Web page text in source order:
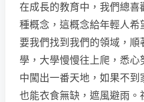
在成長的教育中，我們總
種概念，這概念給年輕人
要我們找到我們的領域，
學，大學慢慢往上爬，悉
中闖出一番天地，如果不
也能衣食無缺，遮風避雨